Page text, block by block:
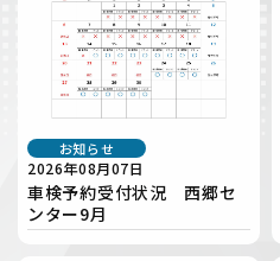
お知らせ
2026年08月07日
車検予約受付状況 西郷セ
ンター9月